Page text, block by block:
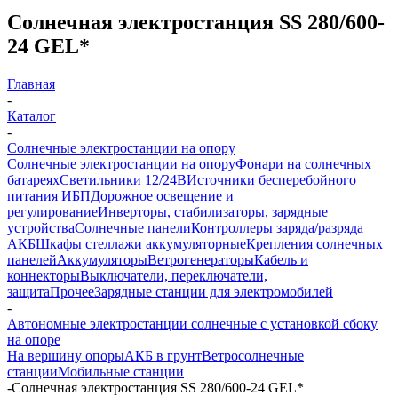
Солнечная электростанция SS 280/600-
24 GEL*
Главная
-
Каталог
-
Солнечные электростанции на опору
Солнечные электростанции на опоруФонари на солнечных
батареяхСветильники 12/24ВИсточники бесперебойного
питания ИБПДорожное освещение и
регулированиеИнверторы, стабилизаторы, зарядные
устройстваСолнечные панелиКонтроллеры заряда/разряда
АКБШкафы стеллажи аккумуляторныеКрепления солнечных
панелейАккумуляторыВетрогенераторыКабель и
коннекторыВыключатели, переключатели,
защитаПрочееЗарядные станции для электромобилей
-
Автономные электростанции солнечные с установкой сбоку
на опоре
На вершину опорыАКБ в грунтВетросолнечные
станцииМобильные станции
-Солнечная электростанция SS 280/600-24 GEL*